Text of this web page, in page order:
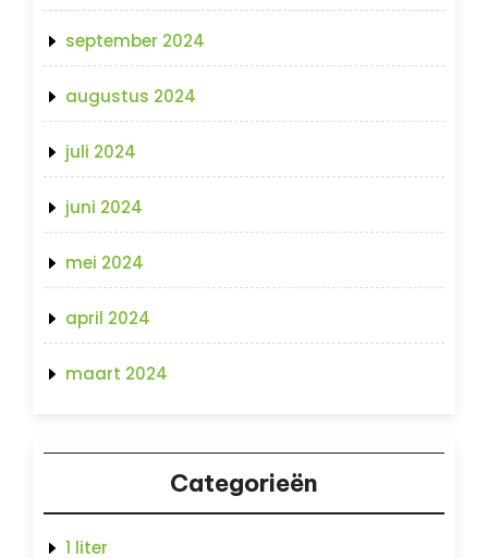
september 2024
augustus 2024
juli 2024
juni 2024
mei 2024
april 2024
maart 2024
Categorieën
1 liter